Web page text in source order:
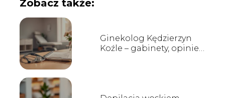
Zobacz także:
Ginekolog Kędzierzyn
Koźle – gabinety, opinie,